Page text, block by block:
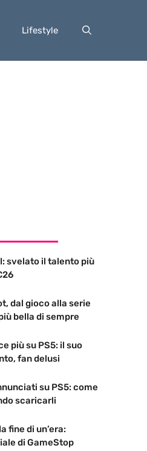
Lifestyle
svelato il talento più
dal gioco alla serie
bella di sempre
più su PS5: il suo
fan delusi
su PS5: come
scaricarli
fine di un’era:
di GameStop